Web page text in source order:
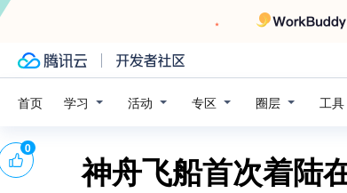
首页 学习 活动 专区 圈层 工具
神舟飞船首次着陆
0